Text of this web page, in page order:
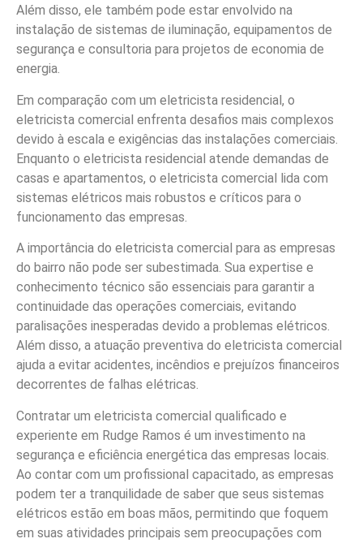
Além disso, ele também pode estar envolvido na
instalação de sistemas de iluminação, equipamentos de
segurança e consultoria para projetos de economia de
energia.
Em comparação com um eletricista residencial, o
eletricista comercial enfrenta desafios mais complexos
devido à escala e exigências das instalações comerciais.
Enquanto o eletricista residencial atende demandas de
casas e apartamentos, o eletricista comercial lida com
sistemas elétricos mais robustos e críticos para o
funcionamento das empresas.
A importância do eletricista comercial para as empresas
do bairro não pode ser subestimada. Sua expertise e
conhecimento técnico são essenciais para garantir a
continuidade das operações comerciais, evitando
paralisações inesperadas devido a problemas elétricos.
Além disso, a atuação preventiva do eletricista comercial
ajuda a evitar acidentes, incêndios e prejuízos financeiros
decorrentes de falhas elétricas.
Contratar um eletricista comercial qualificado e
experiente em Rudge Ramos é um investimento na
segurança e eficiência energética das empresas locais.
Ao contar com um profissional capacitado, as empresas
podem ter a tranquilidade de saber que seus sistemas
elétricos estão em boas mãos, permitindo que foquem
em suas atividades principais sem preocupações com